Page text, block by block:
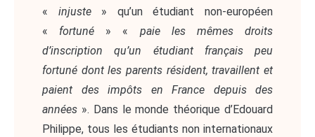
« injuste » qu’un étudiant non-européen
« fortuné » « paie les mêmes droits
d’inscription qu’un étudiant français peu
fortuné dont les parents résident, travaillent et
paient des impôts en France depuis des
années ». Dans le monde théorique d’Edouard
Philippe, tous les étudiants non internationaux